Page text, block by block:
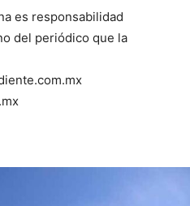
es responsabilidad
del periódico que la